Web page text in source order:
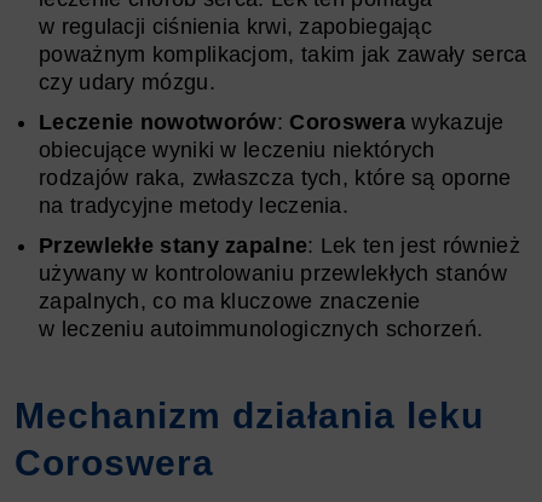
w regulacji ciśnienia krwi, zapobiegając
poważnym komplikacjom, takim jak zawały serca
czy udary mózgu.
Leczenie nowotworów: Coroswera wykazuje
obiecujące wyniki w leczeniu niektórych
rodzajów raka, zwłaszcza tych, które są oporne
na tradycyjne metody leczenia.
Przewlekłe stany zapalne: Lek ten jest również
używany w kontrolowaniu przewlekłych stanów
zapalnych, co ma kluczowe znaczenie
w leczeniu autoimmunologicznych schorzeń.
Mechanizm działania leku
Coroswera